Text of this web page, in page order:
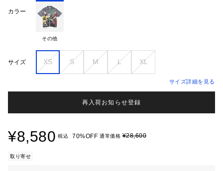
カラー
その他
サイズ XS S M L XL
サイズ詳細を見る
再入荷お知らせ登録
¥8,580 税込 70%OFF 通常価格¥28,600
取り寄せ